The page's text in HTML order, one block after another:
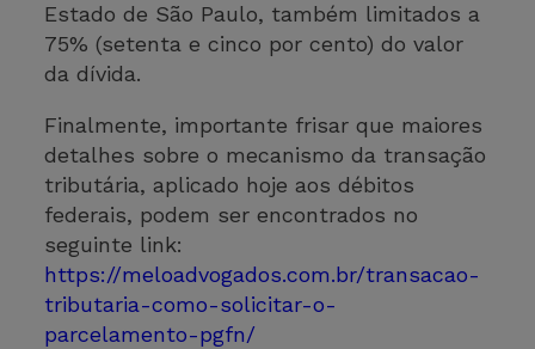
Estado de São Paulo, também limitados a
75% (setenta e cinco por cento) do valor
da dívida.
Finalmente, importante frisar que maiores
detalhes sobre o mecanismo da transação
tributária, aplicado hoje aos débitos
federais, podem ser encontrados no
seguinte link:
https://meloadvogados.com.br/transacao-
tributaria-como-solicitar-o-
parcelamento-pgfn/